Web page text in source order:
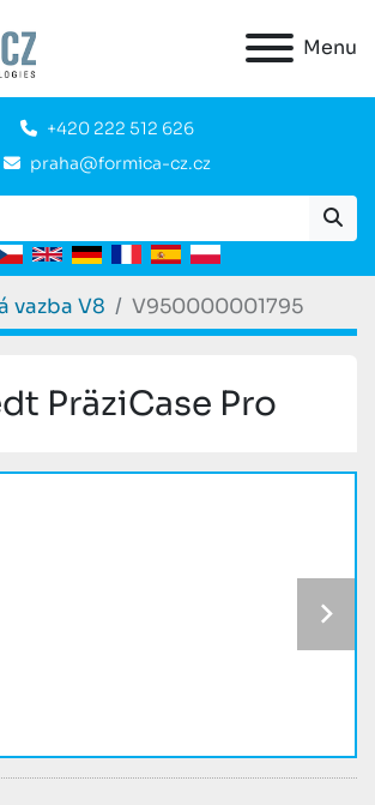
Menu
+420 222 512 626
praha@formica-cz.cz
vazba V8 V950000001795
PräziCase Pro